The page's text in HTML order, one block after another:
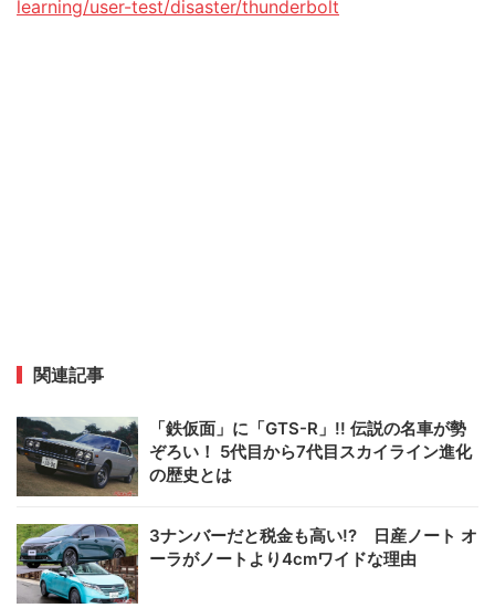
learning/user-test/disaster/thunderbolt
関連記事
「鉄仮面」に「GTS-R」!! 伝説の名車が勢
ぞろい！ 5代目から7代目スカイライン進化
の歴史とは
3ナンバーだと税金も高い!? 日産ノート オ
ーラがノートより4cmワイドな理由